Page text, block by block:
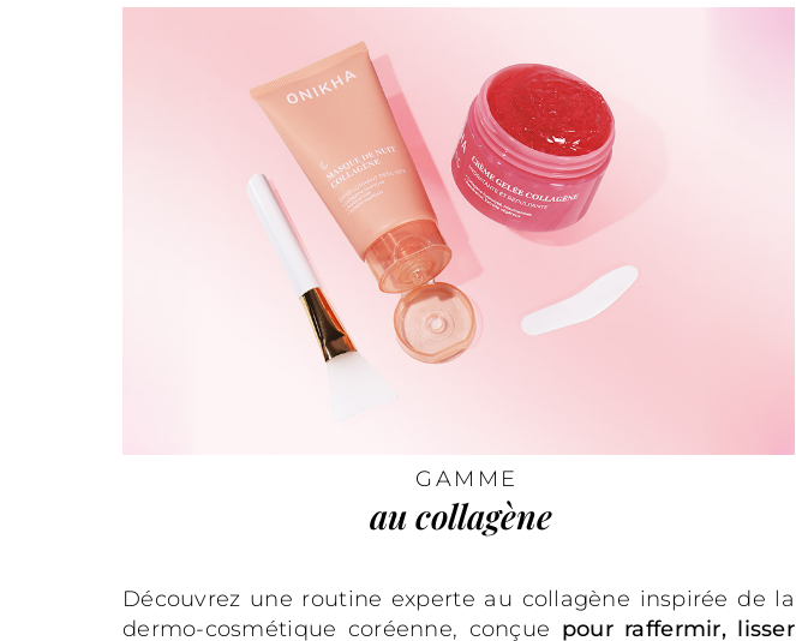
GAMME
au collagène
Découvrez une routine experte au collagène inspirée de la
dermo-cosmétique coréenne, conçue pour raffermir, lisser